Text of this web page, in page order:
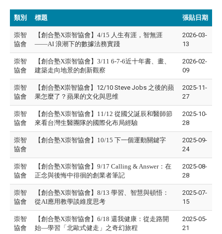
類別 標題 張貼日期
崇智
協會
【創合塾X崇智協會】4/15 人生有涯，智無涯
——AI 浪潮下的數據法務實踐
2026-03-
13
崇智
協會
【創合塾X崇智協會】3/11 6-7-6近十年書、畫、
建築走向地景的創新觀察
2026-02-
09
崇智
協會
【創合塾X崇智協會】12/10 Steve Jobs 之後的蘋
果怎麼了？蘋果的文化與思维
2025-11-
27
崇智
協會
【創合塾X崇智協會】11/12 從國父誕辰和醫師節
來看台灣生醫團隊的國際化布局經驗
2025-10-
28
崇智
協會
【創合塾X崇智協會】10/15 下一個運動關鍵字
2025-09-
24
崇智
協會
【創合塾X崇智協會】9/17 Calling & Answer：在
正念與後悔中徘徊的創業者筆記
2025-08-
28
崇智
協會
【創合塾X崇智協會】8/13 學習、智慧與頓悟：
從AI應用教學談維度思考
2025-07-
15
崇智
協會
【創合塾X崇智協會】6/18 還我健康：從走路開
始—學習「北歐式健走」之奇幻旅程
2025-05-
21